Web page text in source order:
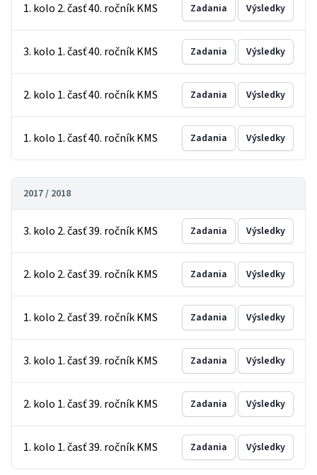
1. kolo 2. časť 40. ročník KMS Zadania Výsledky
3. kolo 1. časť 40. ročník KMS Zadania Výsledky
2. kolo 1. časť 40. ročník KMS Zadania Výsledky
1. kolo 1. časť 40. ročník KMS Zadania Výsledky
2017 / 2018
3. kolo 2. časť 39. ročník KMS Zadania Výsledky
2. kolo 2. časť 39. ročník KMS Zadania Výsledky
1. kolo 2. časť 39. ročník KMS Zadania Výsledky
3. kolo 1. časť 39. ročník KMS Zadania Výsledky
2. kolo 1. časť 39. ročník KMS Zadania Výsledky
1. kolo 1. časť 39. ročník KMS Zadania Výsledky